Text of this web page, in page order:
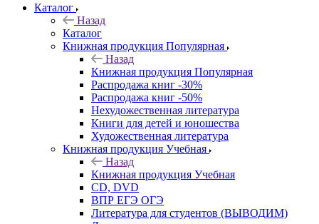
Каталог
Назад
Каталог
Книжная продукция Популярная
Назад
Книжная продукция Популярная
Распродажа книг -30%
Распродажа книг -50%
Нехудожественная литература
Книги для детей и юношества
Художественная литература
Книжная продукция Учебная
Назад
Книжная продукция Учебная
CD, DVD
ВПР ЕГЭ ОГЭ
Литература для студентов (ВЫВОДИМ)